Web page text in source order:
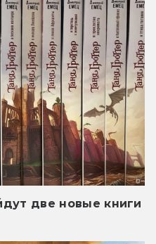
две новые книги